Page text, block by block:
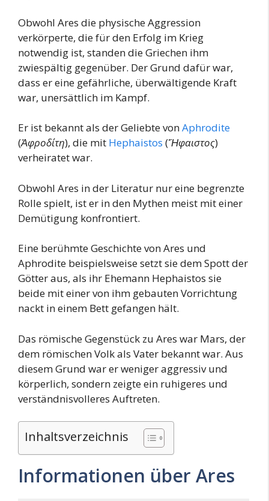
Obwohl Ares die physische Aggression
verkörperte, die für den Erfolg im Krieg
notwendig ist, standen die Griechen ihm
zwiespältig gegenüber. Der Grund dafür war,
dass er eine gefährliche, überwältigende Kraft
war, unersättlich im Kampf.
Er ist bekannt als der Geliebte vonAphrodite
(Ἀφροδίτη), die mit Hephaistos (Ἥφαιστος)
verheiratet war.
Obwohl Ares in der Literatur nur eine begrenzte
Rolle spielt, ist er in den Mythen meist mit einer
Demütigung konfrontiert.
Eine berühmte Geschichte von Ares und
Aphrodite beispielsweise setzt sie dem Spott der
Götter aus, als ihr Ehemann Hephaistos sie
beide mit einer von ihm gebauten Vorrichtung
nackt in einem Bett gefangen hält.
Das römische Gegenstück zu Ares war Mars, der
dem römischen Volk als Vater bekannt war. Aus
diesem Grund war er weniger aggressiv und
körperlich, sondern zeigte ein ruhigeres und
verständnisvolleres Auftreten.
Inhaltsverzeichnis
Informationen über Ares